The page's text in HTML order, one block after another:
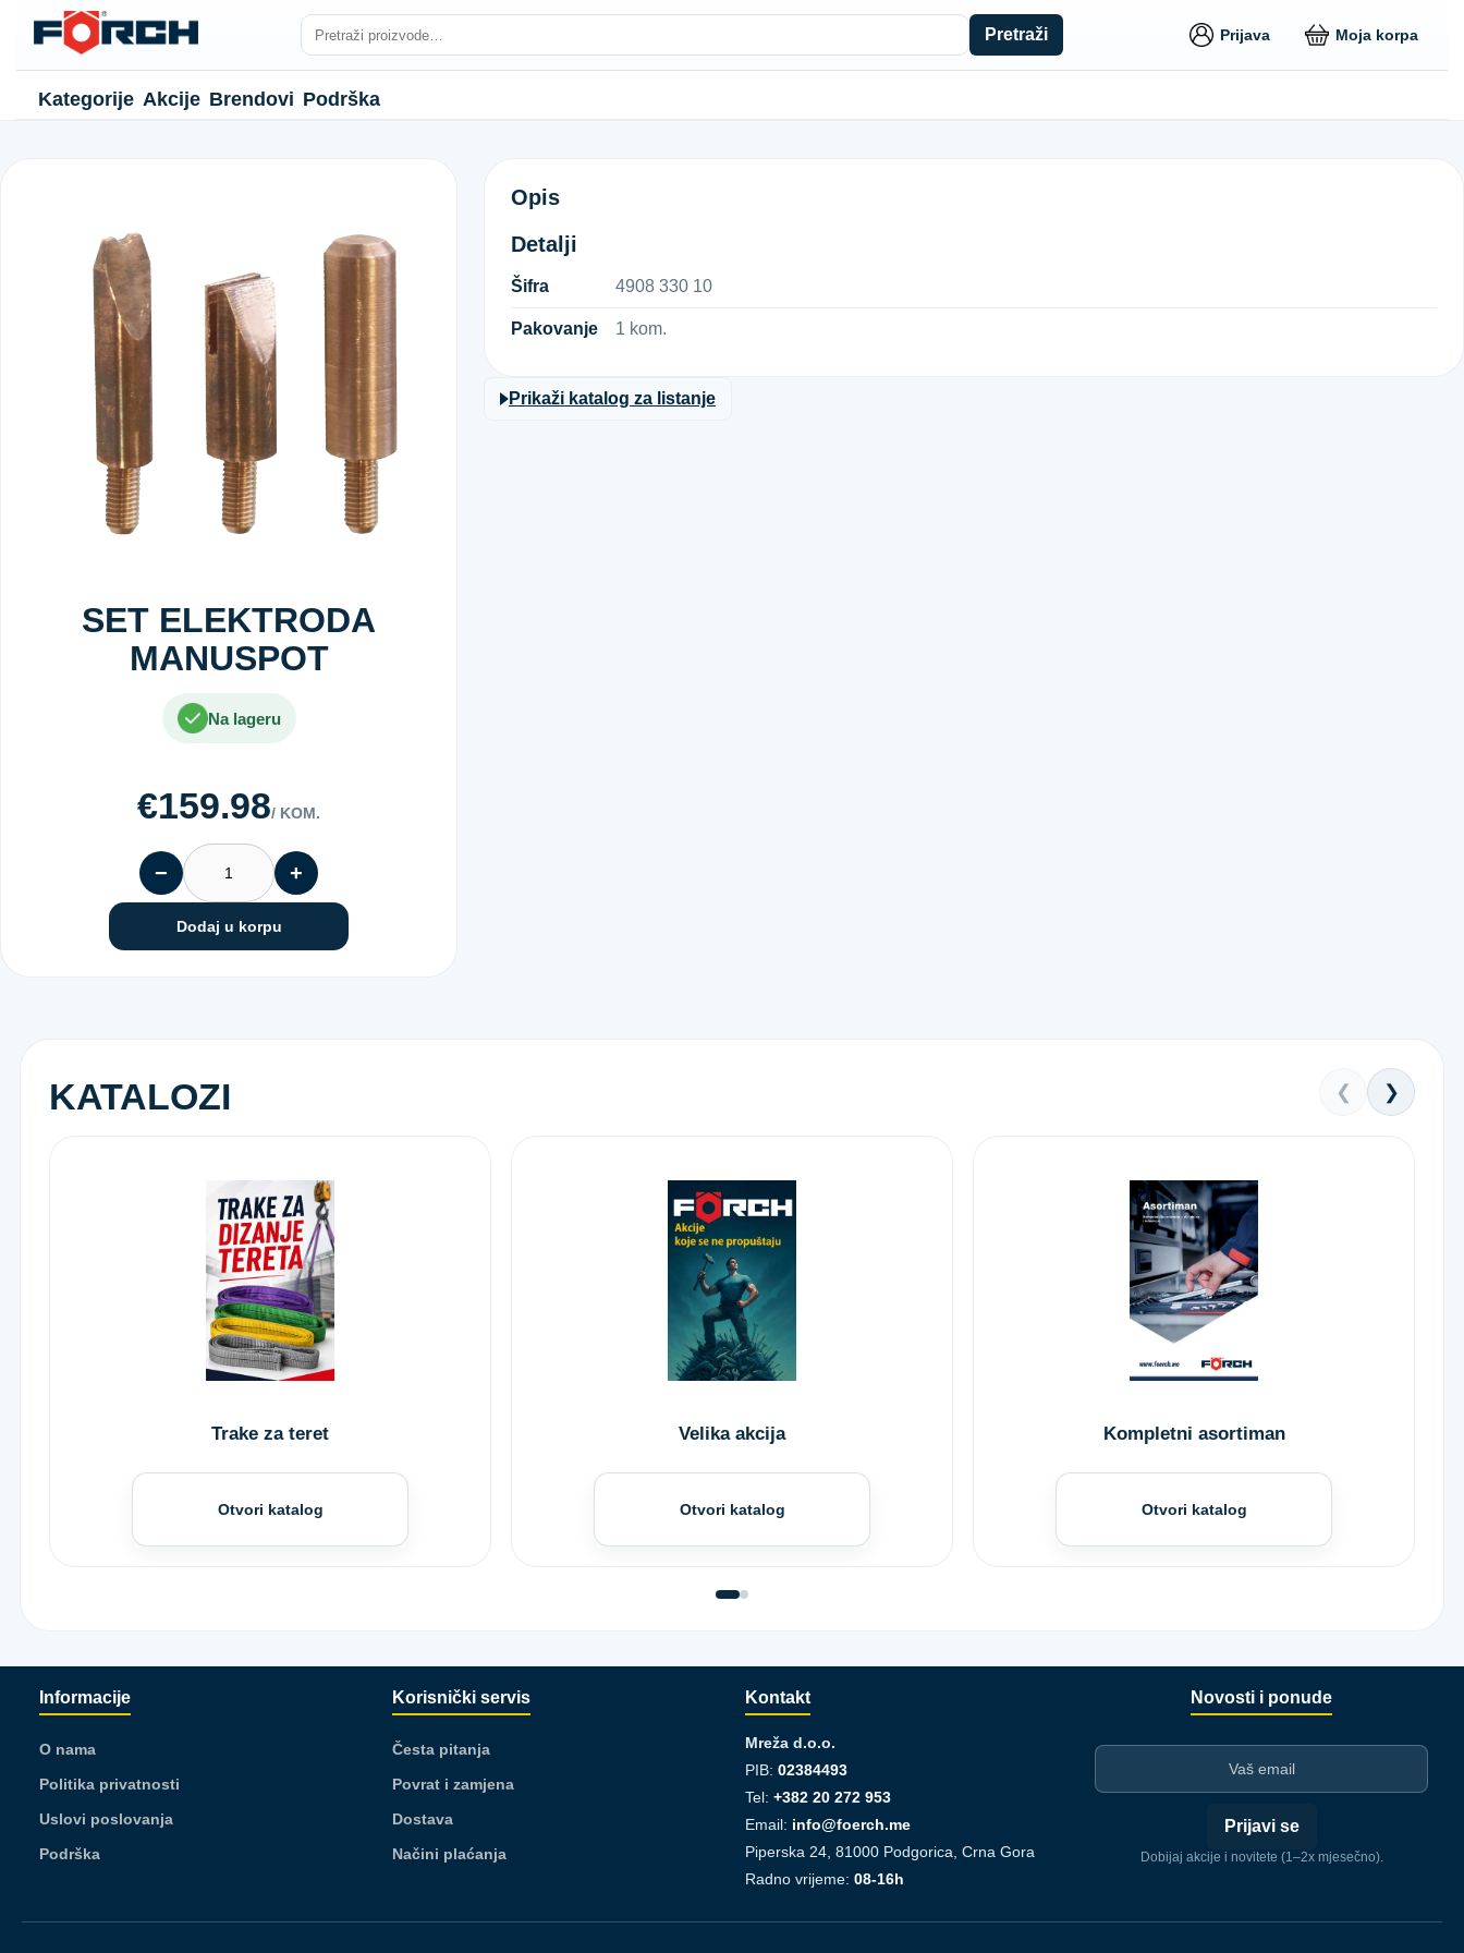
Pretraži Prijava Moja korpa
Kategorije Akcije Brendovi Podrška
SET ELEKTRODA
MANUSPOT
Na lageru
€159.98/ KOM.
− +
Dodaj u korpu
SET ELEKTRODA MANUSPOT
Opis
Detalji
Šifra 4​9​0​8​ ​3​3​0​ ​1​0​
Pakovanje 1 kom.
Prikaži katalog za listanje
KATALOZI ❮ ❯
Trake za teret
Otvori katalog
Velika akcija
Otvori katalog
Kompletni asortiman
Otvori katalog
Informacije
O nama
Politika privatnosti
Uslovi poslovanja
Podrška
Korisnički servis
Česta pitanja
Povrat i zamjena
Dostava
Načini plaćanja
Kontakt
Mreža d.o.o.
PIB: 02384493
Tel: +382 20 272 953
Email: info@foerch.me
Piperska 24, 81000 Podgorica, Crna Gora
Radno vrijeme: 08-16h
Novosti i ponude
Prijavi se
Dobijaj akcije i novitete (1–2x mjesečno).